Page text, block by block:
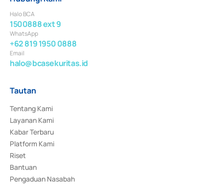
Halo BCA
1500888 ext 9
WhatsApp
+62 819 1950 0888
Email
halo@bcasekuritas.id
Tautan
Tentang Kami
Layanan Kami
Kabar Terbaru
Platform Kami
Riset
Bantuan
Pengaduan Nasabah